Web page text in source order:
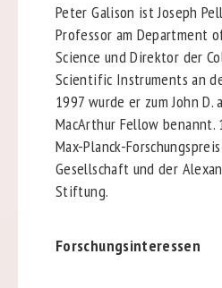
Peter Galison ist Joseph
Professor am Department
Science und Direktor der
Scientific Instruments an
1997 wurde er zum John D.
MacArthur Fellow benannt.
Max-Planck-
Gesellschaft und der
Stiftung.
Forschungsinteressen